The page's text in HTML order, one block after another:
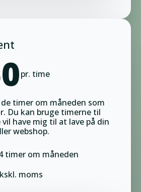
pr. time
timer om måneden som
Du kan bruge timerne til
have mig til at lave på din
webshop.
timer om måneden
moms